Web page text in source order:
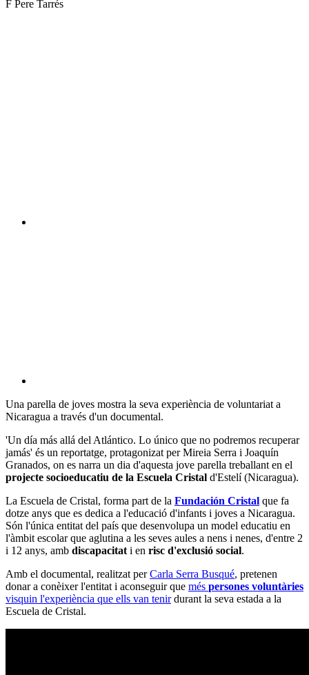
socials
F Pere Tarrés
Una parella de joves mostra la seva experiència de voluntariat a
Nicaragua a través d'un documental.
'Un día más allá del Atlántico. Lo único que no podremos recuperar
jamás' és un reportatge, protagonizat per Mireia Serra i Joaquín
Granados, on es narra un dia d'aquesta jove parella treballant en el
projecte socioeducatiu de la Escuela Cristal d'Estelí (Nicaragua).
La Escuela de Cristal, forma part de la Fundación Cristal que fa
dotze anys que es dedica a l'educació d'infants i joves a Nicaragua.
Són l'única entitat del país que desenvolupa un model educatiu en
l'àmbit escolar que aglutina a les seves aules a nens i nenes, d'entre 2
i 12 anys, amb discapacitat i en risc d'exclusió social.
Amb el documental, realitzat perCarla Serra Busqué, pretenen
donar a conèixer l'entitat i aconseguir que més persones voluntàries
visquin l'experiència que ells van tenirdurant la seva estada a la
Escuela de Cristal.